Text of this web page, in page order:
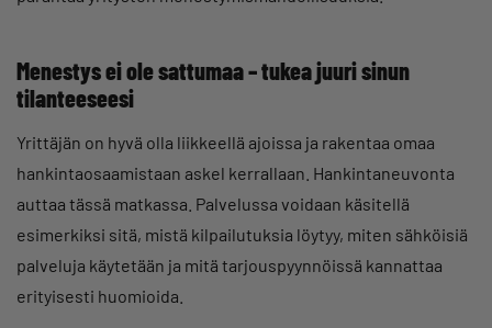
Menestys ei ole sattumaa – tukea juuri sinun
tilanteeseesi
Yrittäjän on hyvä olla liikkeellä ajoissa ja rakentaa omaa
hankintaosaamistaan askel kerrallaan. Hankintaneuvonta
auttaa tässä matkassa. Palvelussa voidaan käsitellä
esimerkiksi sitä, mistä kilpailutuksia löytyy, miten sähköisiä
palveluja käytetään ja mitä tarjouspyynnöissä kannattaa
erityisesti huomioida.